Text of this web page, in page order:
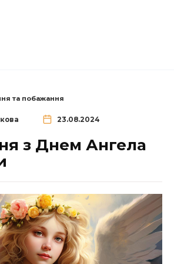
та побажання
23.08.2024
з Днем Ангела